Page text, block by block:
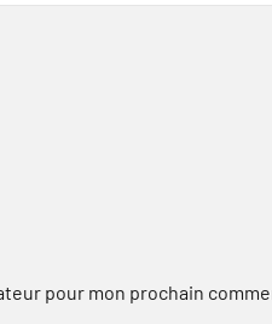
pour mon prochain